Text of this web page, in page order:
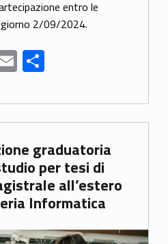
vi
di
entro le
2/09/2024.
E
m
ai
l
C
n
di
vi
di
graduatoria
per tesi di
all’estero
Informatica